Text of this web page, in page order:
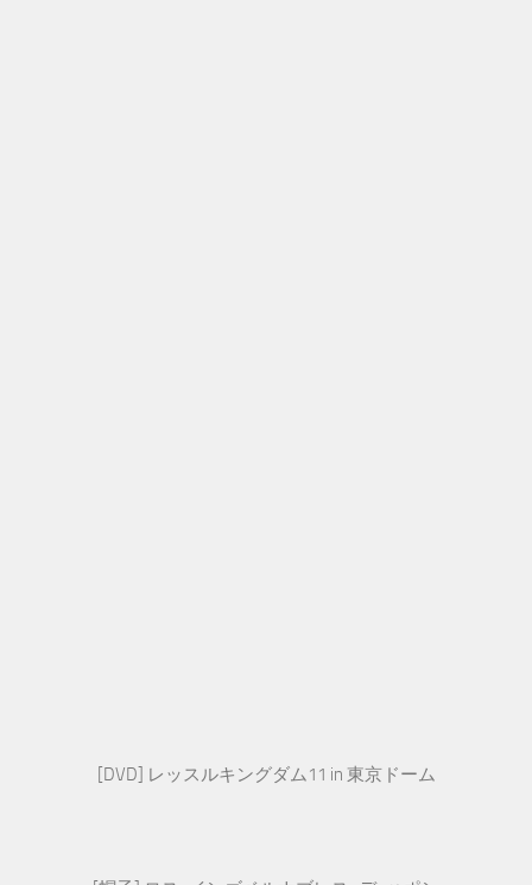
[DVD] レッスルキングダム11 in 東京ドーム